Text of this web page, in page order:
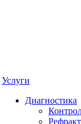
Услуги
Диагностика